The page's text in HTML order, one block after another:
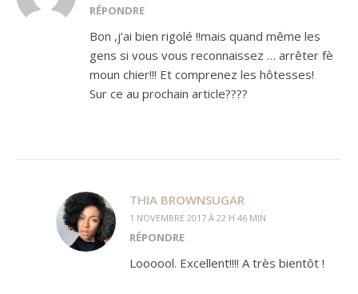
RÉPONDRE
Bon ,j’ai bien rigolé !!mais quand même les
gens si vous vous reconnaissez … arrêter fè
moun chier!!! Et comprenez les hôtesses!
Sur ce au prochain article????
THIA BROWNSUGAR
1 NOVEMBRE 2017 À 22 H 46 MIN
RÉPONDRE
Loooool. Excellent!!!! A très bientôt !